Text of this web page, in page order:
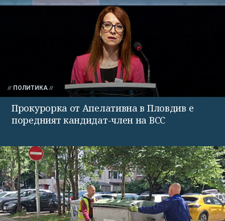
ПОЛИТИКА
Прокурорка от Апелативна в Пловдив е
поредният кандидат-член на ВСС